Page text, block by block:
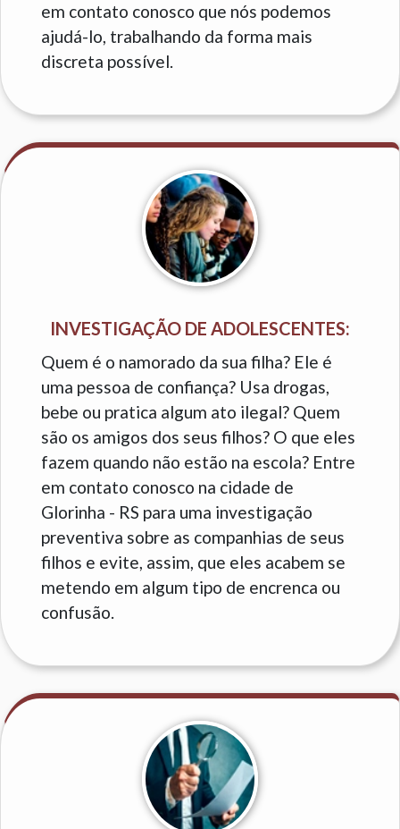
em contato conosco que nós podemos
ajudá-lo, trabalhando da forma mais
discreta possível.
INVESTIGAÇÃO DE ADOLESCENTES:
Quem é o namorado da sua filha? Ele é
uma pessoa de confiança? Usa drogas,
bebe ou pratica algum ato ilegal? Quem
são os amigos dos seus filhos? O que eles
fazem quando não estão na escola? Entre
em contato conosco na cidade de
Glorinha - RS para uma investigação
preventiva sobre as companhias de seus
filhos e evite, assim, que eles acabem se
metendo em algum tipo de encrenca ou
confusão.